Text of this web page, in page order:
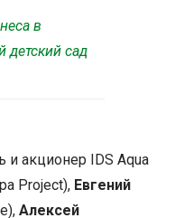
в
детский сад
и акционер IDS Aqua
Project), Евгений
Алексей